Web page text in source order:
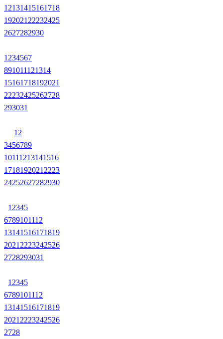
12131415161718
192021 22232425
2627282930
1 234567
891011121314
15161718192021
22232425262728
293031
1 2
3456789
10111213141516
1718192021 2223
24252627282930
1 2345
6789101112
13141516171819
2021 2223242526
2728293031
1 2345
6789101112
13141516171819
2021 2223242526
2728